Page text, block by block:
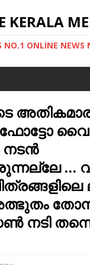
KERALA
NO.1 ONLINE NEWS
…
നടി